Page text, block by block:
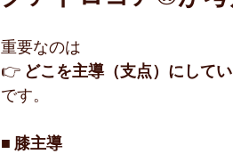
重要なのは
👉 どこを主導（支点）にして
です。
■ 膝主導